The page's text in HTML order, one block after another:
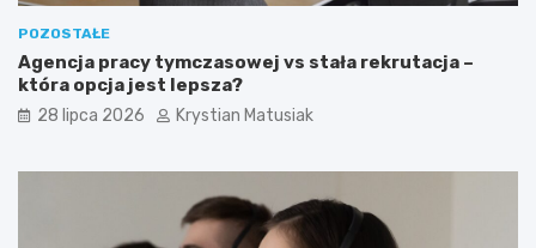
POZOSTAŁE
Agencja pracy tymczasowej vs stała rekrutacja –
która opcja jest lepsza?
28 lipca 2026 Krystian Matusiak